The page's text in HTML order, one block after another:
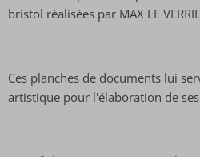
bristol réalisées par MAX LE
Ces planches de documents lui
artistique pour l'élaboration de